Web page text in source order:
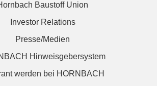
Baustoff Union
Investor Relations
Presse/Medien
Hinweisgebersystem
werden bei HORNBACH